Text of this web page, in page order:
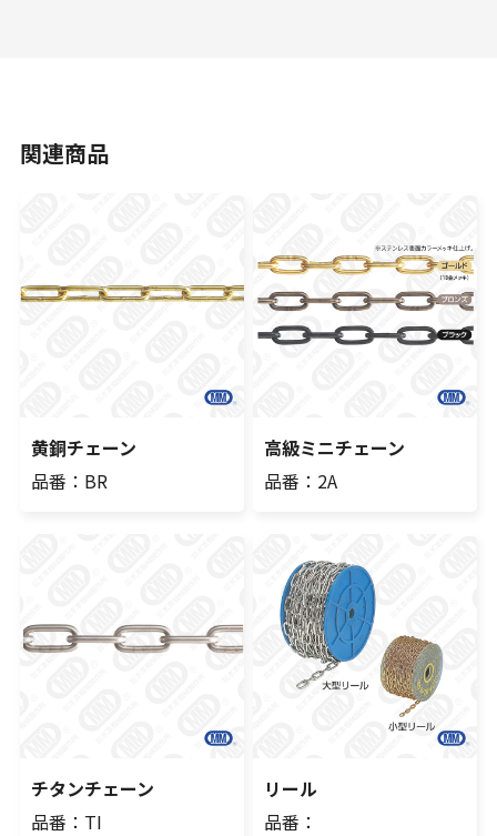
関連商品
黄銅チェーン
品番：BR
高級ミニチェーン
品番：2A
チタンチェーン
品番：TI
リール
品番：